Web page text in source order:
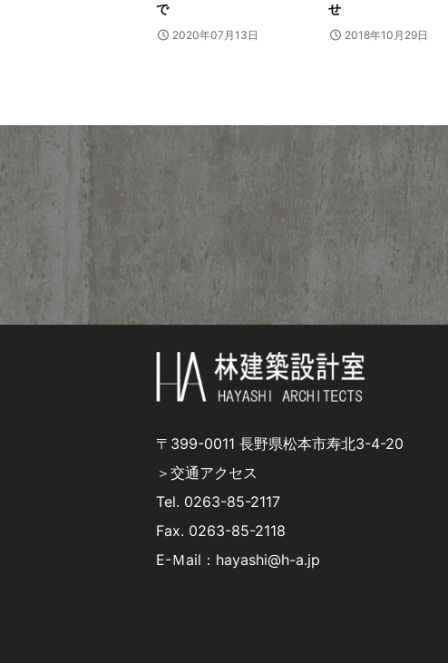
で
2020年07月13日
せ
2018年10月29日
〒399-0011 長野県松本市寿北3-4-20
＞交通アクセス
Tel. 0263-85-2117
Fax. 0263-85-2118
E-Ｍail：hayashi@h-a.jp